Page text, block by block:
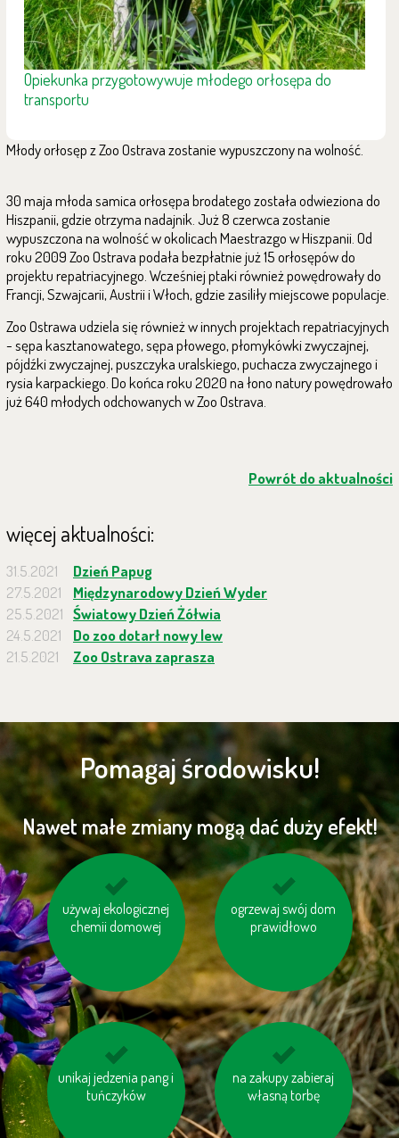
Opiekunka przygotowywuje młodego orłosępa do
transportu
Młody orłosęp z Zoo Ostrava zostanie wypuszczony na wolność.
30 maja młoda samica orłosępa brodatego została odwieziona do
Hiszpanii, gdzie otrzyma nadajnik. Już 8 czerwca zostanie
wypuszczona na wolność w okolicach Maestrazgo w Hiszpanii. Od
roku 2009 Zoo Ostrava podała bezpłatnie już 15 orłosępów do
projektu repatriacyjnego. Wcześniej ptaki również powędrowały do
Francji, Szwajcarii, Austrii i Włoch, gdzie zasiliły miejscowe populacje.
Zoo Ostrawa udziela się również w innych projektach repatriacyjnych
- sępa kasztanowatego, sępa płowego, płomykówki zwyczajnej,
pójdźki zwyczajnej, puszczyka uralskiego, puchacza zwyczajnego i
rysia karpackiego. Do końca roku 2020 na łono natury powędrowało
już 640 młodych odchowanych w Zoo Ostrava.
Powrót do aktualności
więcej aktualności:
31.5.2021
Dzień Papug
27.5.2021
Międzynarodowy Dzień Wyder
25.5.2021 Światowy Dzień Żółwia
24.5.2021
Do zoo dotarł nowy lew
21.5.2021
Zoo Ostrava zaprasza
Pomagaj środowisku!
Nawet małe zmiany mogą dać duży efekt!
używaj ekologicznej
chemii domowej
korzystaj z baterii
ładowalnych
ogrzewaj swój dom
prawidłowo
niewielkie odległości
pokonuj pieszo
unikaj jedzenia pang i
tuńczyków
pomyśl o „ukrytej
wodzie“ w produktac
na zakupy zabieraj
własną torbę
unikaj produktów
zawierających olej